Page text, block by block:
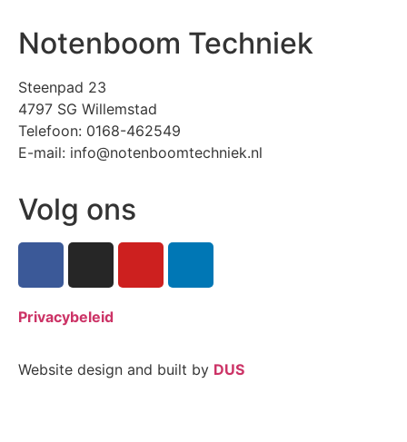
Notenboom Techniek
Steenpad 23
4797 SG Willemstad
Telefoon: 0168-462549
E-mail: info@notenboomtechniek.nl
Volg ons
Privacybeleid
Website design and built by DUS